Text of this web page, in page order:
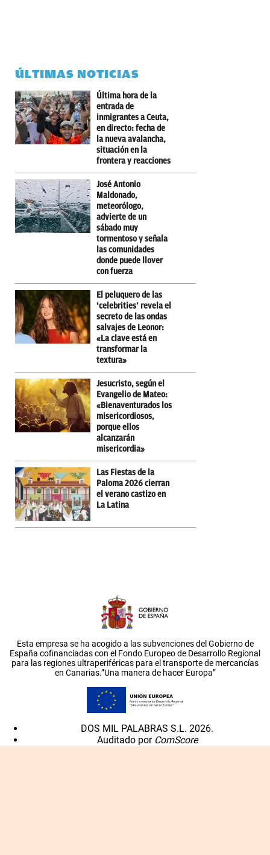
ÚLTIMAS NOTICIAS
Última hora de la
entrada de
inmigrantes a Ceuta,
en directo: fecha de
la nueva avalancha,
situación en la
frontera y reacciones
José Antonio
Maldonado,
meteorólogo,
advierte de un
sábado muy
tormentoso y señala
las comunidades
donde puede llover
con fuerza
El peluquero de las
‘celebrities’ revela el
secreto de las ondas
salvajes de Leonor:
«La clave está en
transformar la
textura»
Jesucristo, según el
Evangelio de Mateo:
«Bienaventurados los
misericordiosos,
porque ellos
alcanzarán
misericordia»
Las Fiestas de la
Paloma 2026 cierran
el verano castizo en
La Latina
Esta empresa se ha acogido a las subvenciones del Gobierno de
España cofinanciadas con el Fondo Europeo de Desarrollo Regional
para las regiones ultraperiféricas para el transporte de mercancías
en Canarias.”Una manera de hacer Europa”
DOS MIL PALABRAS S.L. 2026.
Auditado por ComScore